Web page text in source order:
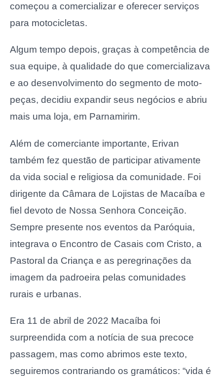
começou a comercializar e oferecer serviços
para motocicletas.
Algum tempo depois, graças à competência de
sua equipe, à qualidade do que comercializava
e ao desenvolvimento do segmento de moto-
peças, decidiu expandir seus negócios e abriu
mais uma loja, em Parnamirim.
Além de comerciante importante, Erivan
também fez questão de participar ativamente
da vida social e religiosa da comunidade. Foi
dirigente da Câmara de Lojistas de Macaíba e
fiel devoto de Nossa Senhora Conceição.
Sempre presente nos eventos da Paróquia,
integrava o Encontro de Casais com Cristo, a
Pastoral da Criança e as peregrinações da
imagem da padroeira pelas comunidades
rurais e urbanas.
Era 11 de abril de 2022 Macaíba foi
surpreendida com a notícia de sua precoce
passagem, mas como abrimos este texto,
seguiremos contrariando os gramáticos: “vida é